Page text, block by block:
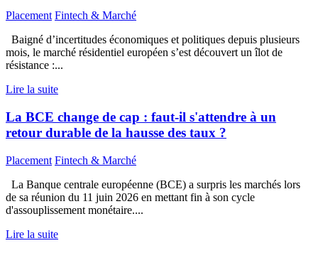
Placement Fintech & Marché
Baigné d’incertitudes économiques et politiques depuis plusieurs
mois, le marché résidentiel européen s’est découvert un îlot de
résistance :...
Lire la suite
La BCE change de cap : faut-il s'attendre à un
retour durable de la hausse des taux ?
Placement Fintech & Marché
La Banque centrale européenne (BCE) a surpris les marchés lors
de sa réunion du 11 juin 2026 en mettant fin à son cycle
d'assouplissement monétaire....
Lire la suite